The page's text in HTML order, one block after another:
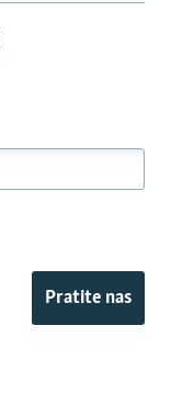
Pratite nas